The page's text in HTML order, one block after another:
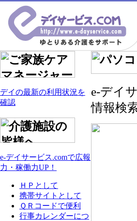
デイの最新の利用状況を
確認
e-デイサービス.comで広報
力・稼働力UP！
ＨＰとして
携帯サイトとして
ＱＲコードで便利
行事カレンダーにつ
e-デイ
情報検